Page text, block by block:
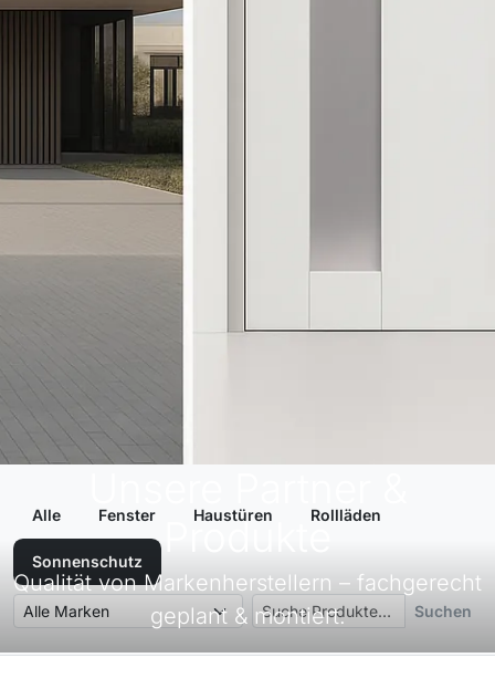
Produkte
Qualität von Markenherstellern – fachgerecht
geplant & montiert.
Alle Fenster Haustüren Rollläden
Sonnenschutz
Suchen